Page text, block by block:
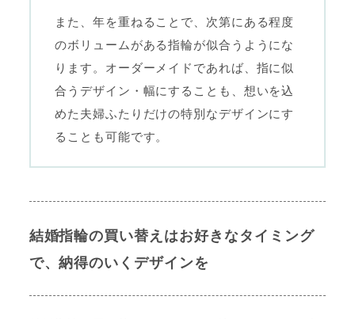
また、年を重ねることで、次第にある程度
のボリュームがある指輪が似合うようにな
ります。オーダーメイドであれば、指に似
合うデザイン・幅にすることも、想いを込
めた夫婦ふたりだけの特別なデザインにす
ることも可能です。
結婚指輪の買い替えはお好きなタイミング
で、納得のいくデザインを